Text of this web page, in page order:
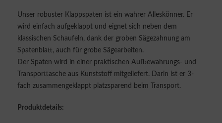
Unser robuster Klappspaten ist ein wahrer Alleskönner. Er
wird einfach aufgeklappt und eignet sich neben dem
klassischen Schaufeln, dank der groben Sägezahnung am
Spatenblatt, auch für grobe Sägearbeiten.
Der Spaten wird in einer praktischen Aufbewahrungs- und
Transporttasche aus Kunststoff mitgeliefert. Darin ist er 3-
fach zusammengeklappt platzsparend beim Transport.
Produktdetails: